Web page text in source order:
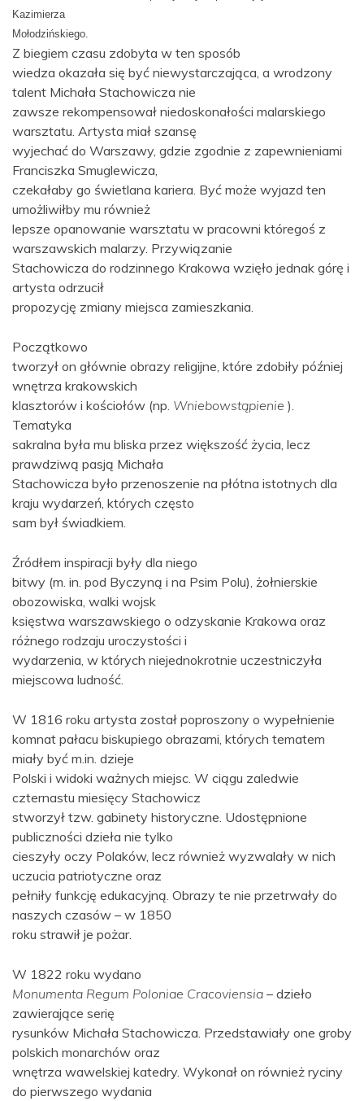
Kazimierza
Mołodzińskiego.
Z biegiem czasu zdobyta w ten sposób
wiedza okazała się być niewystarczająca, a wrodzony
talent Michała Stachowicza nie
zawsze rekompensował niedoskonałości malarskiego
warsztatu. Artysta miał szansę
wyjechać do Warszawy, gdzie zgodnie z zapewnieniami
Franciszka Smuglewicza,
czekałaby go świetlana kariera. Być może wyjazd ten
umożliwiłby mu również
lepsze opanowanie warsztatu w pracowni któregoś z
warszawskich malarzy. Przywiązanie
Stachowicza do rodzinnego Krakowa wzięło jednak górę i
artysta odrzucił
propozycję zmiany miejsca zamieszkania.
Początkowo
tworzył on głównie obrazy religijne, które zdobiły później
wnętrza krakowskich
klasztorów i kościołów (np. Wniebowstąpienie ).
Tematyka
sakralna była mu bliska przez większość życia, lecz
prawdziwą pasją Michała
Stachowicza było przenoszenie na płótna istotnych dla
kraju wydarzeń, których często
sam był świadkiem.
Źródłem inspiracji były dla niego
bitwy (m. in. pod Byczyną i na Psim Polu), żołnierskie
obozowiska, walki wojsk
księstwa warszawskiego o odzyskanie Krakowa oraz
różnego rodzaju uroczystości i
wydarzenia, w których niejednokrotnie uczestniczyła
miejscowa ludność.
W 1816 roku artysta został poproszony o wypełnienie
komnat pałacu biskupiego obrazami, których tematem
miały być m.in. dzieje
Polski i widoki ważnych miejsc. W ciągu zaledwie
czternastu miesięcy Stachowicz
stworzył tzw. gabinety historyczne. Udostępnione
publiczności dzieła nie tylko
cieszyły oczy Polaków, lecz również wyzwalały w nich
uczucia patriotyczne oraz
pełniły funkcję edukacyjną. Obrazy te nie przetrwały do
naszych czasów – w 1850
roku strawił je pożar.
W 1822 roku wydano
Monumenta Regum Poloniae Cracoviensia – dzieło
zawierające serię
rysunków Michała Stachowicza. Przedstawiały one groby
polskich monarchów oraz
wnętrza wawelskiej katedry. Wykonał on również ryciny
do pierwszego wydania